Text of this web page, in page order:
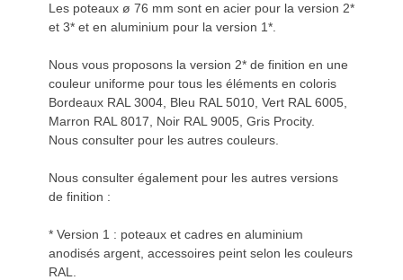
Les poteaux ø 76 mm sont en acier pour la version 2*
et 3* et en aluminium pour la version 1*.
Nous vous proposons la version 2* de finition en une
couleur uniforme pour tous les éléments en coloris
Bordeaux RAL 3004, Bleu RAL 5010, Vert RAL 6005,
Marron RAL 8017, Noir RAL 9005, Gris Procity.
Nous consulter pour les autres couleurs.
Nous consulter également pour les autres versions
de finition :
* Version 1 : poteaux et cadres en aluminium
anodisés argent, accessoires peint selon les couleurs
RAL.